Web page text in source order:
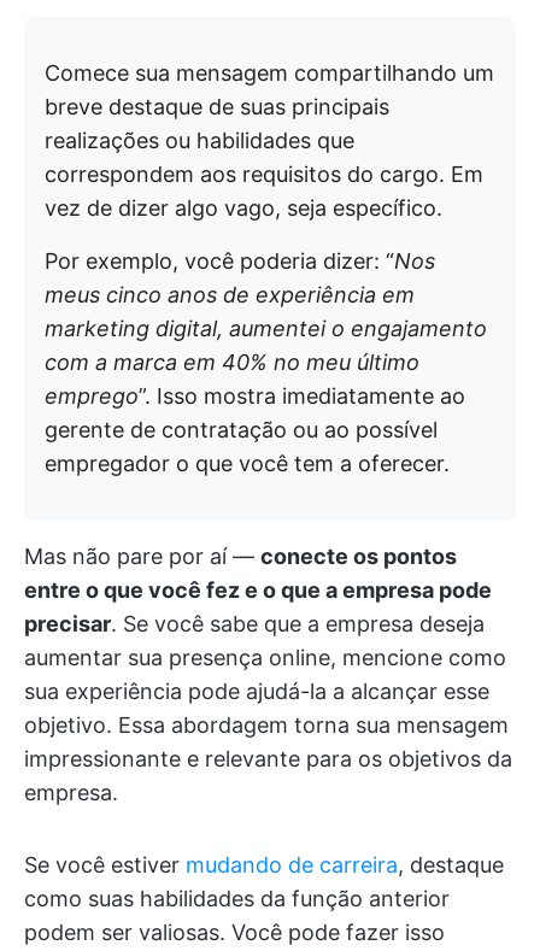
Comece sua mensagem compartilhando um
breve destaque de suas principais
realizações ou habilidades que
correspondem aos requisitos do cargo. Em
vez de dizer algo vago, seja específico.
Por exemplo, você poderia dizer: “Nos
meus cinco anos de experiência em
marketing digital, aumentei o engajamento
com a marca em 40% no meu último
emprego”. Isso mostra imediatamente ao
gerente de contratação ou ao possível
empregador o que você tem a oferecer.
Mas não pare por aí — conecte os pontos
entre o que você fez e o que a empresa pode
precisar. Se você sabe que a empresa deseja
aumentar sua presença online, mencione como
sua experiência pode ajudá-la a alcançar esse
objetivo. Essa abordagem torna sua mensagem
impressionante e relevante para os objetivos da
empresa.
Se você estiver mudando de carreira, destaque
como suas habilidades da função anterior
podem ser valiosas. Você pode fazer isso